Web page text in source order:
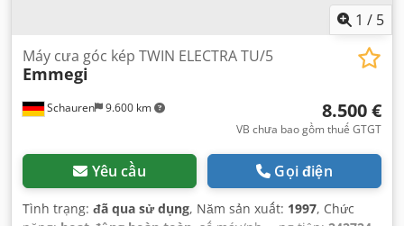
1 / 5
Schauren 9.600 km
Máy cưa góc kép TWIN ELECTRA TU/5
Emmegi
8.500 €
VB chưa bao gồm thuế GTGT
Yêu cầu Gọi điện
Tình trạng: đã qua sử dụng, Năm sản xuất: 1997, Chức